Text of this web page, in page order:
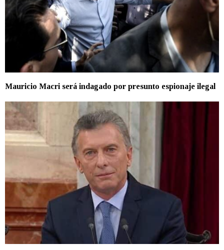
Mauricio Macri será indagado por presunto espionaje ilegal